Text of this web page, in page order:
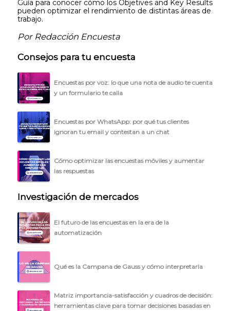
Guía para conocer cómo los Objetives and Key Results
pueden optimizar el rendimiento de distintas áreas de
trabajo.
Por Redacción Encuesta
Consejos para tu encuesta
Encuestas por voz: lo que una nota de audio te cuenta
y un formulario te calla
Encuestas por WhatsApp: por qué tus clientes
ignoran tu email y contestan a un chat
Cómo optimizar las encuestas móviles y aumentar
las respuestas
Investigación de mercados
El futuro de las encuestas en la era de la
automatización
Qué es la Campana de Gauss y cómo interpretarla
Matriz importancia-satisfacción y cuadros de decisión:
herramientas clave para tomar decisiones basadas en